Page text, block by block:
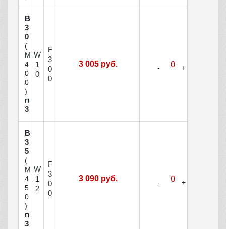
В
3
0
(
М
4
0
0
)
п
3
W
1
0
F
3
0
0
3 005 руб.
В
3
5
(
М
4
5
0
)
п
3
W
1
2
F
3
0
0
3 090 руб.